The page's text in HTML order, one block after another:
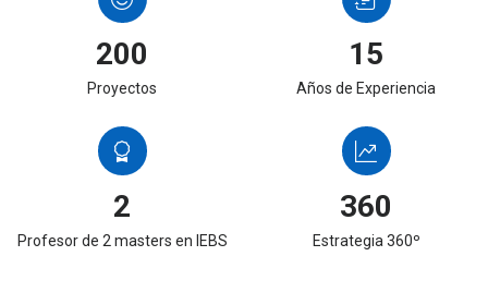
200
Proyectos
15
Años de Experiencia
2
Profesor de 2 masters en IEBS
360
Estrategia 360º